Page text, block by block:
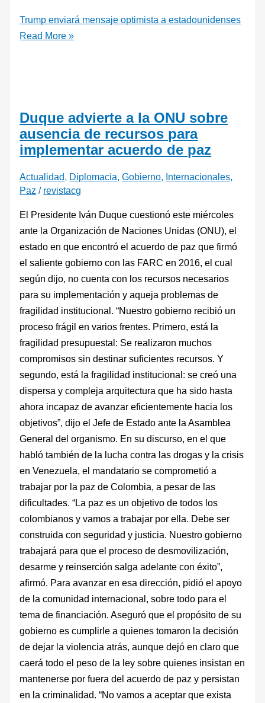
Trump enviará mensaje optimista a estadounidenses
Read More »
Duque advierte a la ONU sobre
ausencia de recursos para
implementar acuerdo de paz
Actualidad, Diplomacia,Gobierno, Internacionales,
Paz / revistacg
El Presidente Iván Duque cuestionó este miércoles
ante la Organización de Naciones Unidas (ONU), el
estado en que encontró el acuerdo de paz que firmó
el saliente gobierno con las FARC en 2016, el cual
según dijo, no cuenta con los recursos necesarios
para su implementación y aqueja problemas de
fragilidad institucional. “Nuestro gobierno recibió un
proceso frágil en varios frentes. Primero, está la
fragilidad presupuestal: Se realizaron muchos
compromisos sin destinar suficientes recursos. Y
segundo, está la fragilidad institucional: se creó una
dispersa y compleja arquitectura que ha sido hasta
ahora incapaz de avanzar eficientemente hacia los
objetivos”, dijo el Jefe de Estado ante la Asamblea
General del organismo. En su discurso, en el que
habló también de la lucha contra las drogas y la crisis
en Venezuela, el mandatario se comprometió a
trabajar por la paz de Colombia, a pesar de las
dificultades. “La paz es un objetivo de todos los
colombianos y vamos a trabajar por ella. Debe ser
construida con seguridad y justicia. Nuestro gobierno
trabajará para que el proceso de desmovilización,
desarme y reinserción salga adelante con éxito”,
afirmó. Para avanzar en esa dirección, pidió el apoyo
de la comunidad internacional, sobre todo para el
tema de financiación. Aseguró que el propósito de su
gobierno es cumplirle a quienes tomaron la decisión
de dejar la violencia atrás, aunque dejó en claro que
caerá todo el peso de la ley sobre quienes insistan en
mantenerse por fuera del acuerdo de paz y persistan
en la criminalidad. “No vamos a aceptar que exista